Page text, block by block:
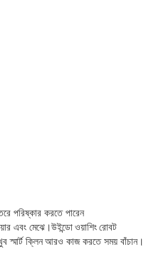
পরিষ্কার করতে পারেন
এবং মেঝে।উইন্ডো ওয়াশিং রোবট
স্মার্ট ক্লিনআরও কাজ করতে সময় বাঁচান।